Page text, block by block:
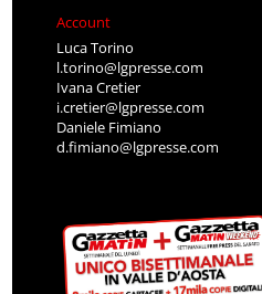
Account
Luca Torino
l.torino@lgpresse.com
Ivana Cretier
i.cretier@lgpresse.com
Daniele Fimiano
d.fimiano@lgpresse.com